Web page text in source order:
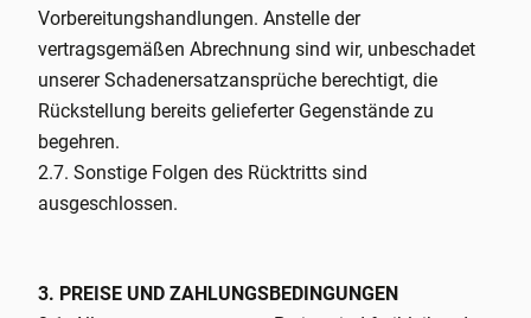
Vorbereitungshandlungen. Anstelle der
vertragsgemäßen Abrechnung sind wir, unbeschadet
unserer Schadenersatzansprüche berechtigt, die
Rückstellung bereits gelieferter Gegenstände zu
begehren.
2.7. Sonstige Folgen des Rücktritts sind
ausgeschlossen.
3. PREISE UND ZAHLUNGSBEDINGUNGEN